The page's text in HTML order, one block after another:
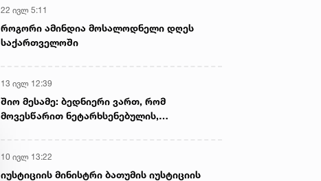
22 ივლ 5:11
როგორი ამინდია მოსალოდნელი დღეს
საქართველოში
13 ივლ 12:39
შიო მესამე: ბედნიერი ვართ, რომ
მოვესწარით ნეტარხსენებულის,
10 ივლ 13:22
იუსტიციის მინისტრი ბათუმის იუსტიციის